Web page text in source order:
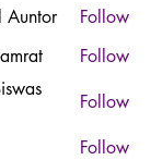
Auntor
Follow
Follow
Follow
Follow